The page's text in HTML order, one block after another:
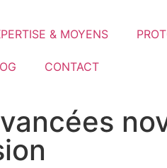
& MOYENS
CONTACT